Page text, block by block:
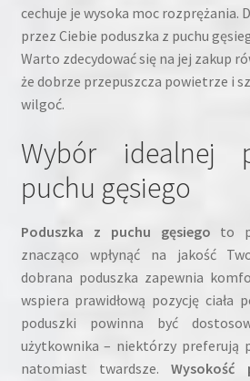
cechuje je wysoka moc rozprężania.
przez Ciebie poduszka z puchu
Warto zdecydować się na jej zakup
że dobrze przepuszcza powietrze i
wilgoć.
Wybór idealnej
puchu gęsiego
Poduszka z puchu gęsiego to
znacząco wpłynąć na jakość
dobrana poduszka zapewnia
wspiera prawidłową pozycję ciała
poduszki powinna być
użytkownika – niektórzy preferują
natomiast twardsze.Wysokość